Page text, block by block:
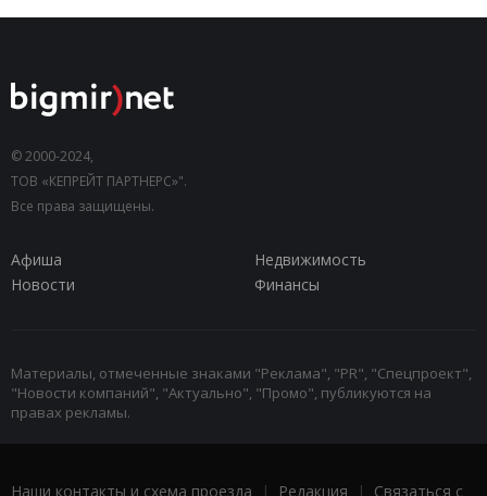
© 2000-2024,
ТОВ «КЕПРЕЙТ ПАРТНЕРС»".
Все права защищены.
Афиша
Недвижимость
Новости
Финансы
Материалы, отмеченные знаками "Реклама", "PR", "Спецпроект",
"Новости компаний", "Актуально", "Промо", публикуются на
правах рекламы.
Наши контакты и схема проезда | Редакция | Связаться с